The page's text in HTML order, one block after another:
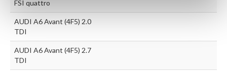
FSI quattro
AUDI A6 Avant (4F5) 2.0
TDI
AUDI A6 Avant (4F5) 2.7
TDI